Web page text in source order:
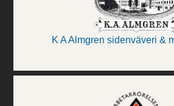
K A Almgren sidenväveri &